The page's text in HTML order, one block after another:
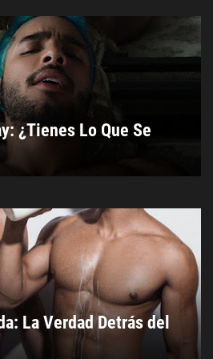
¿Tienes Lo Que Se
La Verdad Detrás del